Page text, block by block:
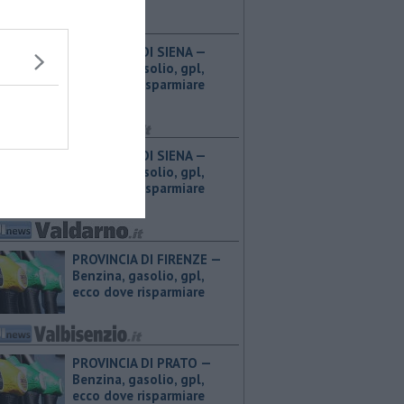
PROVINCIA DI SIENA — ​
Benzina, gasolio, gpl,
ecco dove risparmiare
PROVINCIA DI SIENA — ​
Benzina, gasolio, gpl,
ecco dove risparmiare
PROVINCIA DI FIRENZE — ​
Benzina, gasolio, gpl,
ecco dove risparmiare
PROVINCIA DI PRATO — ​
Benzina, gasolio, gpl,
ecco dove risparmiare